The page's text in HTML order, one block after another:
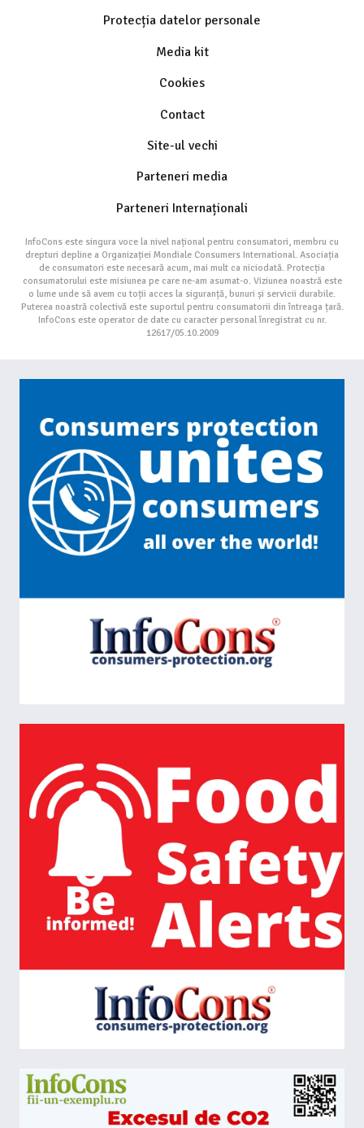
Protecția datelor personale
Media kit
Cookies
Contact
Site-ul vechi
Parteneri media
Parteneri Internaționali
InfoCons este singura voce la nivel național pentru consumatori, membru cu
drepturi depline a Organizației Mondiale Consumers International. Asociația
de consumatori este necesară acum, mai mult ca niciodată. Protecția
consumatorului este misiunea pe care ne-am asumat-o. Viziunea noastră este
o lume unde să avem cu toții acces la siguranță, bunuri și servicii durabile.
Puterea noastră colectivă este suportul pentru consumatorii din întreaga țară.
InfoCons este operator de date cu caracter personal înregistrat cu nr.
12617/05.10.2009